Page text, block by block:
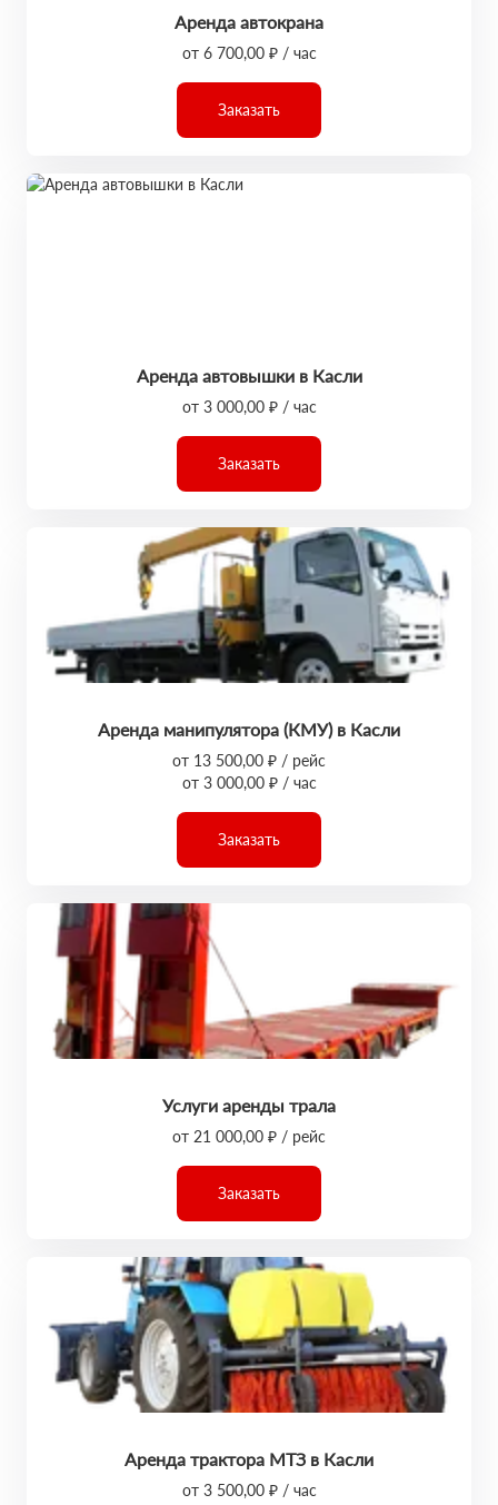
Аренда автокрана
от 6 700,00 ₽ / час
Заказать
Аренда автовышки в Касли
от 3 000,00 ₽ / час
Заказать
Аренда манипулятора (КМУ) в Касли
от 13 500,00 ₽ / рейс
от 3 000,00 ₽ / час
Заказать
Услуги аренды трала
от 21 000,00 ₽ / рейс
Заказать
Аренда трактора МТЗ в Касли
от 3 500,00 ₽ / час